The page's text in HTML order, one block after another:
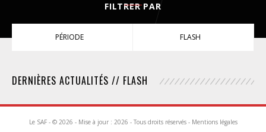
FILTRER PAR
PÉRIODE FLASH
DERNIÈRES ACTUALITÉS // FLASH
Le SAF - © 2026 - Mise à jour : 2026 - Tous droits réservés - Mentions légales